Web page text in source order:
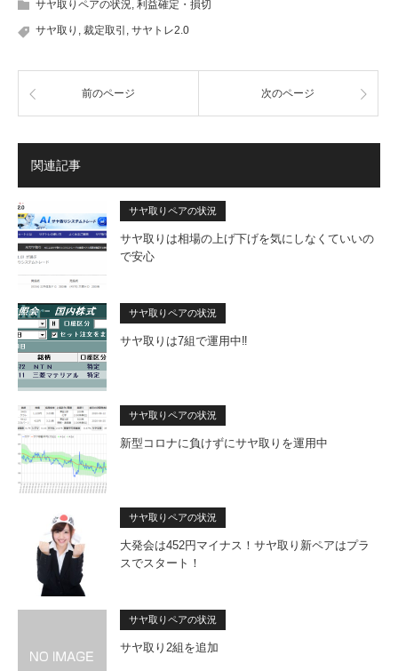
サヤ取りペアの状況, 利益確定・損切
サヤ取り , 裁定取引 , サヤトレ2.0
前のページ 次のページ
関連記事
サヤ取りペアの状況
サヤ取りは相場の上げ下げを気にしなくていいの
で安心
サヤ取りペアの状況
サヤ取りは7組で運用中‼
サヤ取りペアの状況
新型コロナに負けずにサヤ取りを運用中
サヤ取りペアの状況
大発会は452円マイナス！サヤ取り新ペアはプラ
スでスタート！
サヤ取りペアの状況
サヤ取り2組を追加